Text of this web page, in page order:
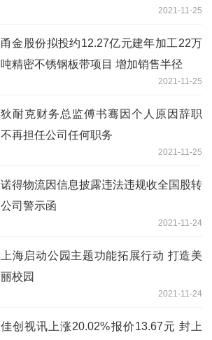
2021-11-25
甬金股份拟投约12.27亿元建年加工22万
吨精密不锈钢板带项目 增加销售半径
2021-11-25
狄耐克财务总监傅书骞因个人原因辞职
不再担任公司任何职务
2021-11-25
诺得物流因信息披露违法违规收全国股转
公司警示函
2021-11-24
上海启动公园主题功能拓展行动 打造美
丽校园
2021-11-24
佳创视讯上涨20.02%报价13.67元 封上